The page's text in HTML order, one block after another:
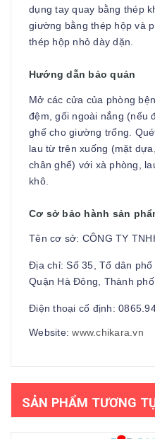
dụng tay quay bằng thép
giường bằng thép hộp và
thép hộp nhỏ dày dặn.
Hướng dẫn bảo quản
Mở các cửa của phòng
đệm, gối ngoài nắng (nếu
ghế cho giường trống.
lau từ trên xuống (mặt
chân ghế) với xà phòng,
khô.
Cơ sở bảo hành sản
Tên cơ sở: CÔNG TY
Địa chỉ: Số 35, Tổ dân phố
Quận Hà Đông, Thành
Điện thoại cố định:
Website:www.chikara.vn
SẢN PHẨM TƯƠNG